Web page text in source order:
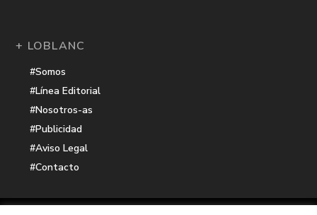
+ LOBLANC
#Somos
#Línea Editorial
#Nosotros-as
#Publicidad
#Aviso Legal
#Contacto